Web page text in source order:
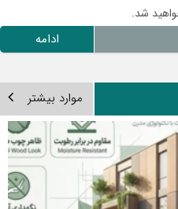
شد.
ادامه
موارد بیشتر